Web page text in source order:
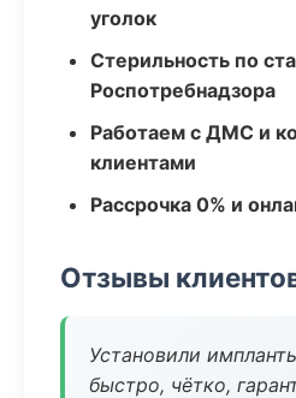
уголок
Стерильность по
Роспотребнадзора
Работаем с ДМС и
клиентами
Рассрочка 0% и
Отзывы
Установили
быстро, чётко,